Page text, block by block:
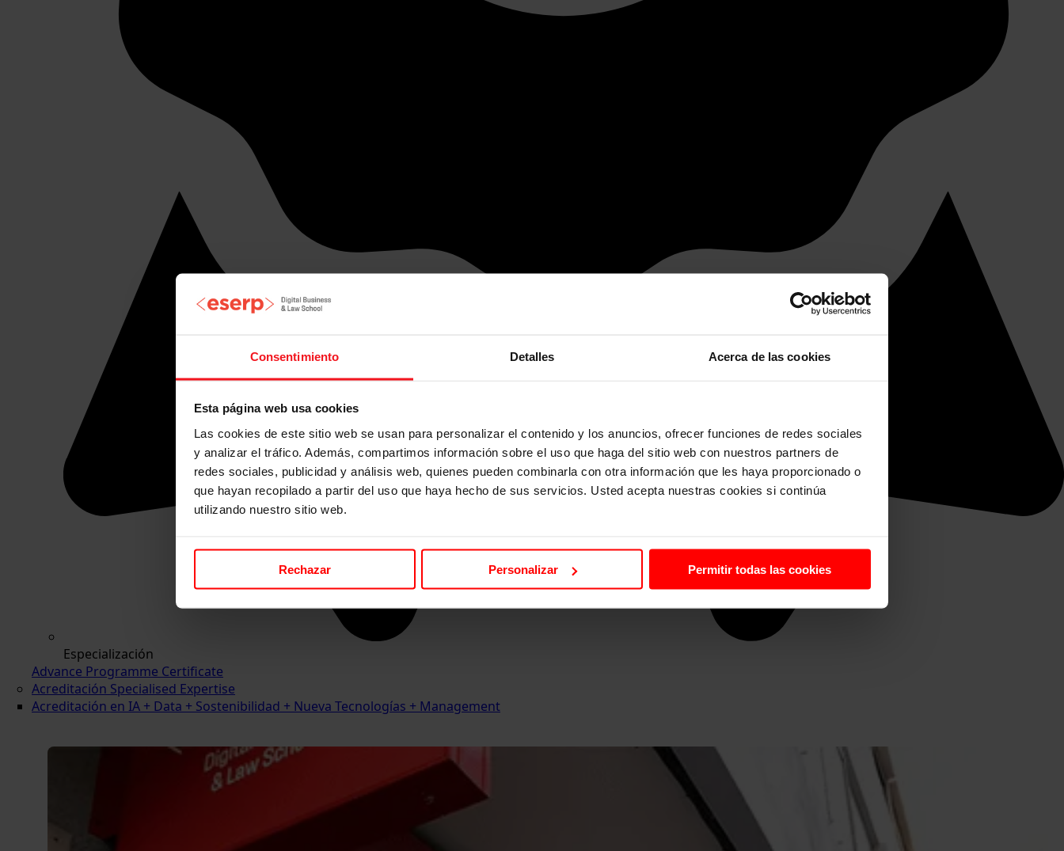
Consentimiento Detalles Acerca de las cookies
Esta página web usa cookies
Las cookies de este sitio web se usan para personalizar el contenido y los anuncios, ofrecer funciones de redes sociales
y analizar el tráfico. Además, compartimos información sobre el uso que haga del sitio web con nuestros partners de
redes sociales, publicidad y análisis web, quienes pueden combinarla con otra información que les haya proporcionado o
que hayan recopilado a partir del uso que haya hecho de sus servicios. Usted acepta nuestras cookies si continúa
utilizando nuestro sitio web.
Rechazar Personalizar Permitir todas las cookies
Especialización
Advance Programme Certificate
Acreditación Specialised Expertise
Acreditación en IA + Data + Sostenibilidad + Nueva Tecnologías + Management